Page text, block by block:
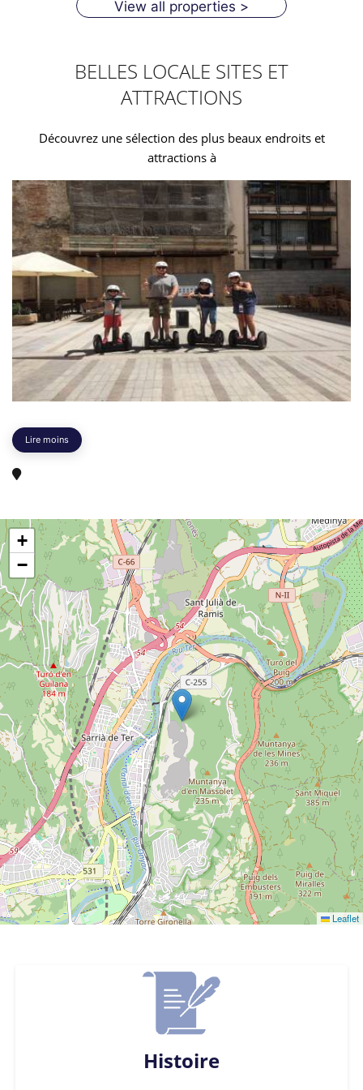
View all properties >
BELLES LOCALE SITES ET
ATTRACTIONS
Découvrez une sélection des plus beaux endroits et
attractions à
Lire moins
+
−
Leaflet
Histoire